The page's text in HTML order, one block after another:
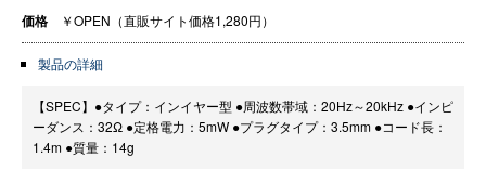
価格 ￥OPEN（直販サイト価格1,280円）
製品の詳細
【SPEC】●タイプ：インイヤー型 ●周波数帯域：20Hz～20kHz ●インピ
ーダンス：32Ω ●定格電力：5mW ●プラグタイプ：3.5mm ●コード長：
1.4m ●質量：14g